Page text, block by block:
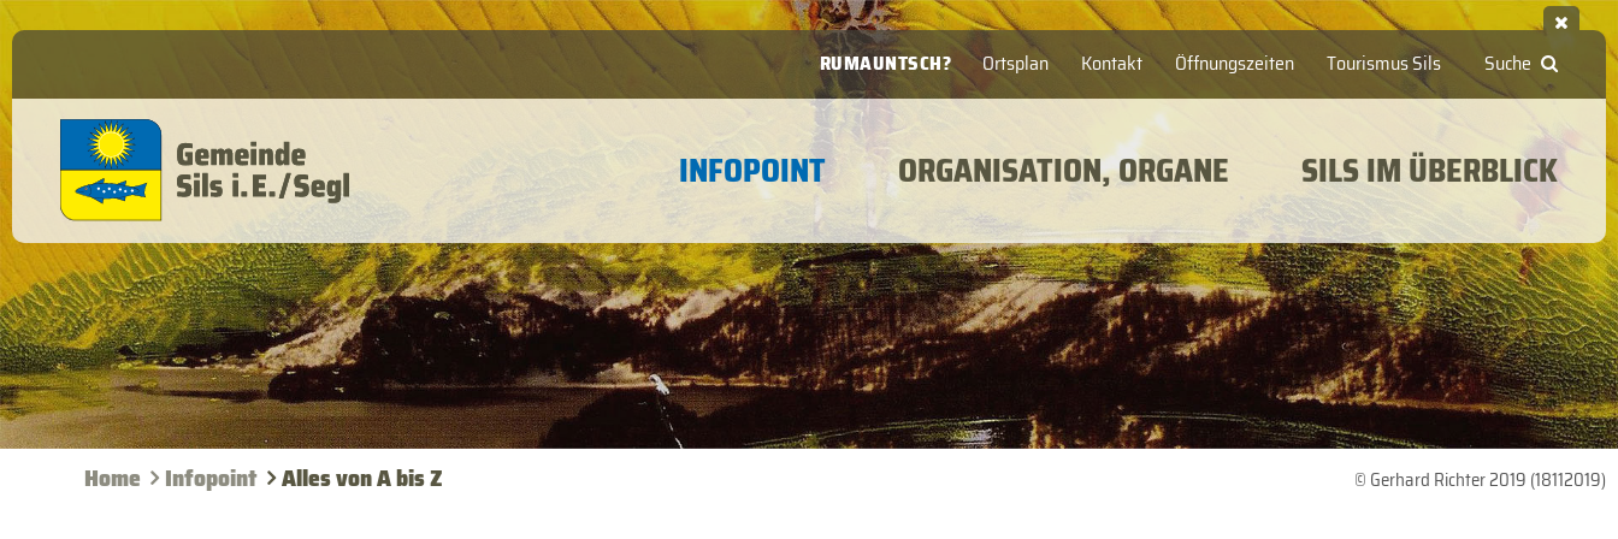
Suche
Ortsplan Kontakt Öffnungszeiten Tourismus Sils
RUMAUNTSCH?
INFOPOINT ORGANISATION, ORGANE SILS IM ÜBERBLICK
© Gerhard Richter 2019 (18112019)
Home Infopoint Alles von A bis Z